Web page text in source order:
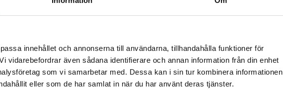
innehållet och annonserna till användarna, tillhandahålla funktioner för
vidarebefordrar även sådana identifierare och annan information från din enhet
som vi samarbetar med. Dessa kan i sin tur kombinera informationen
eller som de har samlat in när du har använt deras tjänster.